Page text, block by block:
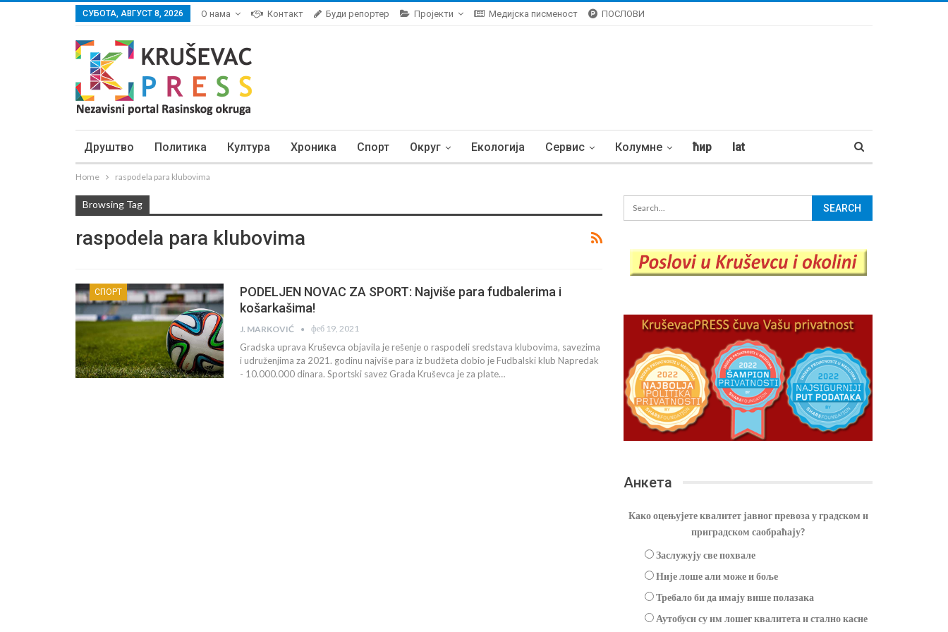
СУБОТА, АВГУСТ 8, 2026 О нама Контакт Буди репортер Пројекти Медијска писменост ПОСЛОВИ
Друштво Политика Култура Хроника Спорт Округ Екологија Сервис Колумне ћир lat
Home raspodela para klubovima
Browsing Tag
raspodela para klubovima
СПОРТ
PODELJEN NOVAC ZA SPORT: Najviše para fudbalerima i
košarkašima!
J. MARKOVIĆ феб 19, 2021
Gradska uprava Kruševca objavila je rešenje o raspodeli sredstava klubovima, savezima
i udruženjima za 2021. godinu najviše para iz budžeta dobio je Fudbalski klub Napredak
- 10.000.000 dinara. Sportski savez Grada Kruševca je za plate…
Анкета
Како оцењујете квалитет јавног превоза у градском и
приградском саобраћају?
Заслужују све похвале
Није лоше али може и боље
Требало би да имају више полазака
Аутобуси су им лошег квалитета и стално касне